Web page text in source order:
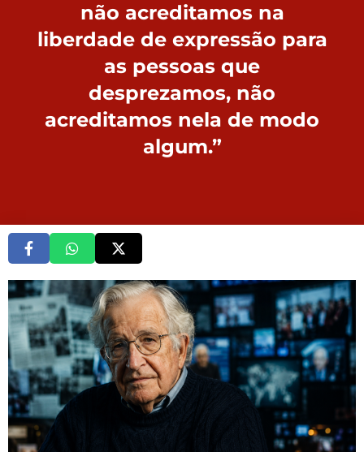
não acreditamos na
liberdade de expressão para
as pessoas que
desprezamos, não
acreditamos nela de modo
algum.”